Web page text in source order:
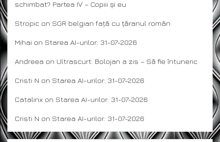
schimbat? Partea IV – Copiii și eu
Stropic on SGR belgian față cu țăranul român
Mihai on Starea AI-urilor: 31-07-2026
Andreea on Ultrascurt: Bolojan a zis – Să fie întuneric
Cristi N on Starea AI-urilor: 31-07-2026
Catalinx on Starea AI-urilor: 31-07-2026
Cristi N on Starea AI-urilor: 31-07-2026